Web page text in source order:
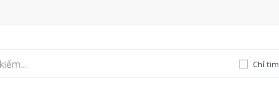
Chỉ